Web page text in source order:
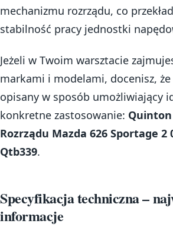
mechanizmu rozrządu, co
stabilność pracy jednostki
Jeżeli w Twoim warsztacie
markami i modelami, docenisz,
opisany w sposób umożliwiający
konkretne zastosowanie:
Rozrządu Mazda 626 Sportage 2
Qtb339.
Specyfikacja techniczna –
informacje